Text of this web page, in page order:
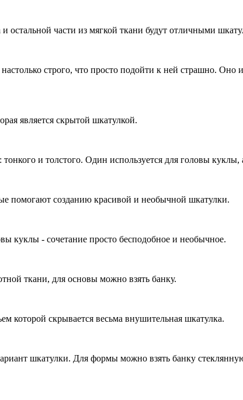
остальной части из мягкой ткани будут отличными
строго, что просто подойти к ней страшно.
является скрытой шкатулкой.
и толстого. Один используется для головы
помогают созданию красивой и необычной шкатулки.
куклы - сочетание просто бесподобное и необычное.
ткани, для основы можно взять банку.
которой скрывается весьма внушительная шкатулка.
шкатулки. Для формы можно взять банку